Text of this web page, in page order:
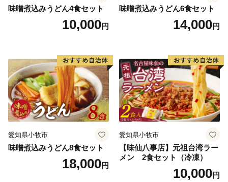
味噌煮込みうどん4食セット
10,000円
味噌煮込みうどん6食セット
14,000円
愛知県小牧市
味噌煮込みうどん8食セット
18,000円
愛知県小牧市
【味仙八事店】元祖台湾ラー
メン 2食セット（冷凍）
10,000円